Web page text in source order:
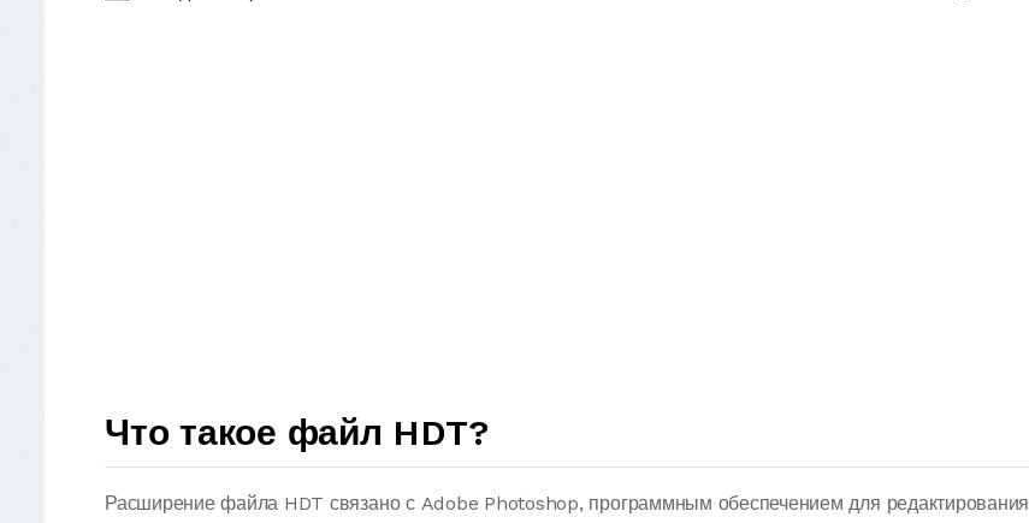
Что такое файл HDT?
Расширение файла HDT связано с Adobe Photoshop, программным обеспечением для редактирования